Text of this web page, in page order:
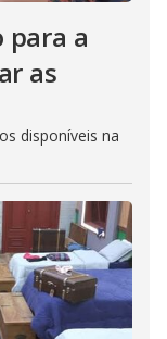
para a
as
disponíveis na